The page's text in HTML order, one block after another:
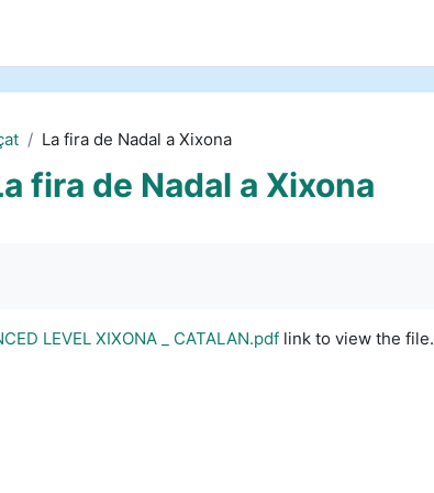
La fira de Nadal a Xixona
fira de Nadal a Xixona
LEVEL XIXONA _ CATALAN.pdf link to view the file.